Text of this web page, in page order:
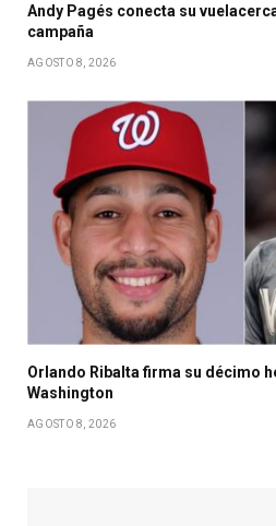
Andy Pagés conecta su
campaña
AGOSTO 8, 2026
Orlando Ribalta firma su décimo
Washington
AGOSTO 8, 2026